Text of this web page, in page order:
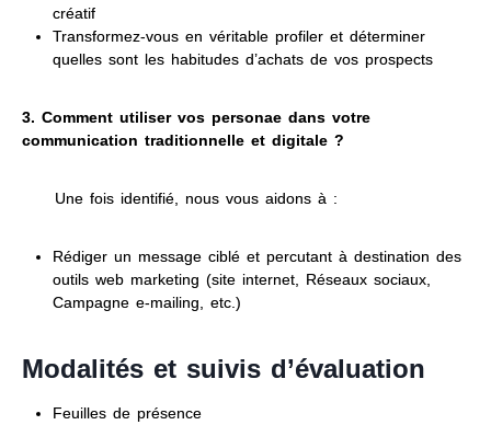
créatif
Transformez-vous en véritable profiler et déterminer
quelles sont les habitudes d’achats de vos prospects
3. Comment utiliser vos personae dans votre
communication traditionnelle et digitale ?
Une fois identifié, nous vous aidons à :
Rédiger un message ciblé et percutant à destination des
outils web marketing (site internet, Réseaux sociaux,
Campagne e-mailing, etc.)
Modalités et suivis d’évaluation
Feuilles de présence